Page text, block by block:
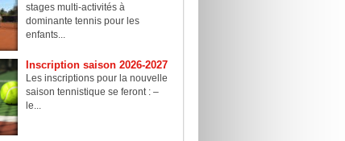
stages multi-activités à
dominante tennis pour les
enfants...
Inscription saison 2026-2027
Les inscriptions pour la nouvelle
saison tennistique se feront : –
le...